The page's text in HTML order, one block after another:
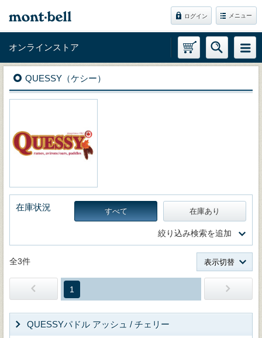
ログイン メニュー
オンラインストア
QUESSY（ケシー）
在庫状況 すべて 在庫あり
絞り込み検索を追加
全3件 表示切替
1
QUESSYパドル アッシュ / チェリー